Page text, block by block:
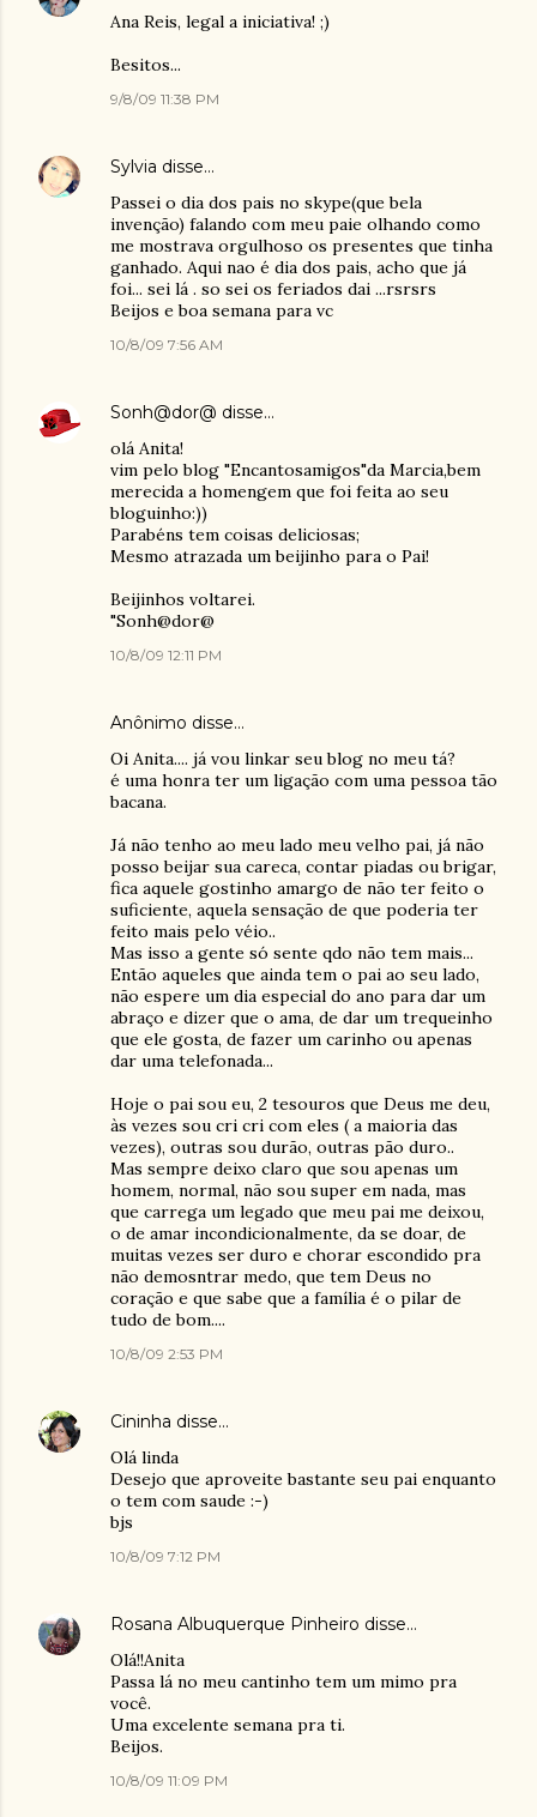
Ana Reis, legal a iniciativa! ;)
Besitos...
9/8/09 11:38 PM
Sylvia disse…
Passei o dia dos pais no skype(que bela
invenção) falando com meu paie olhando como
me mostrava orgulhoso os presentes que tinha
ganhado. Aqui nao é dia dos pais, acho que já
foi... sei lá . so sei os feriados dai ...rsrsrs
Beijos e boa semana para vc
10/8/09 7:56 AM
Sonh@dor@ disse…
olá Anita!
vim pelo blog "Encantosamigos"da Marcia,bem
merecida a homengem que foi feita ao seu
bloguinho:))
Parabéns tem coisas deliciosas;
Mesmo atrazada um beijinho para o Pai!
Beijinhos voltarei.
"Sonh@dor@
10/8/09 12:11 PM
Anônimo disse…
Oi Anita.... já vou linkar seu blog no meu tá?
é uma honra ter um ligação com uma pessoa tão
bacana.
Já não tenho ao meu lado meu velho pai, já não
posso beijar sua careca, contar piadas ou brigar,
fica aquele gostinho amargo de não ter feito o
suficiente, aquela sensação de que poderia ter
feito mais pelo véio..
Mas isso a gente só sente qdo não tem mais...
Então aqueles que ainda tem o pai ao seu lado,
não espere um dia especial do ano para dar um
abraço e dizer que o ama, de dar um trequeinho
que ele gosta, de fazer um carinho ou apenas
dar uma telefonada...
Hoje o pai sou eu, 2 tesouros que Deus me deu,
às vezes sou cri cri com eles ( a maioria das
vezes), outras sou durão, outras pão duro..
Mas sempre deixo claro que sou apenas um
homem, normal, não sou super em nada, mas
que carrega um legado que meu pai me deixou,
o de amar incondicionalmente, da se doar, de
muitas vezes ser duro e chorar escondido pra
não demosntrar medo, que tem Deus no
coração e que sabe que a família é o pilar de
tudo de bom....
10/8/09 2:53 PM
Cininha disse…
Olá linda
Desejo que aproveite bastante seu pai enquanto
o tem com saude :-)
bjs
10/8/09 7:12 PM
Rosana Albuquerque Pinheiro disse…
Olá!!Anita
Passa lá no meu cantinho tem um mimo pra
você.
Uma excelente semana pra ti.
Beijos.
10/8/09 11:09 PM